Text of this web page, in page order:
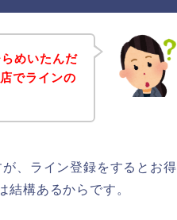
めいたんだ
でラインの
、ライン登録をするとお得
構あるからです。